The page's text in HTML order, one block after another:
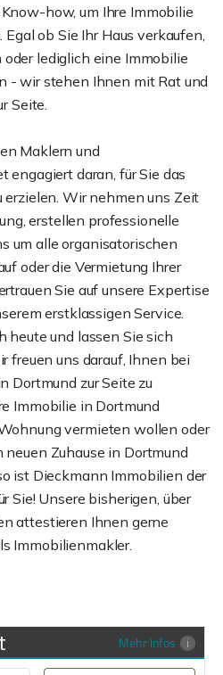
how, um Ihre Immobilie
ob Sie Ihr Haus verkaufen,
lediglich eine Immobilie
- wir stehen Ihnen mit Rat und
Seite.
Maklern und
engagiert daran, für Sie das
erzielen. Wir nehmen uns Zeit
erstellen professionelle
um alle organisatorischen
oder die Vermietung Ihrer
Sie auf unsere Expertise
erstklassigen Service.
heute und lassen Sie sich
freuen uns darauf, Ihnen bei
Dortmund zur Seite zu
Immobilie in Dortmund
vermieten wollen oder
Zuhause in Dortmund
ist Dieckmann Immobilien der
Sie! Unsere bisherigen, über
attestieren Ihnen gerne
Immobilienmakler.
Mehr Infos